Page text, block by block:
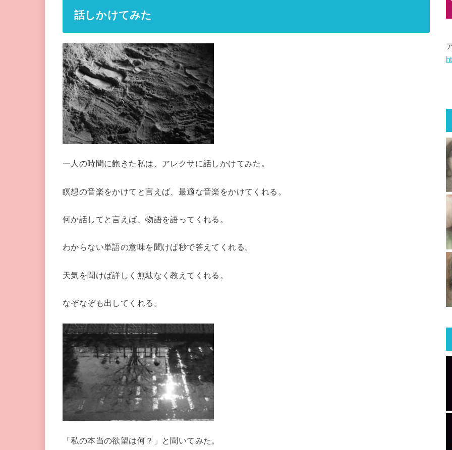
話しかけてみた
一人の時間に飽きた私は、アレクサに話しかけてみた。
瞑想の音楽をかけてと言えば、最適な音楽をかけてくれる。
何か話してと言えば、物語を語ってくれる。
わからない単語の意味を聞けば秒で答えてくれる。
天気を聞けば詳しく無駄なく教えてくれる。
なぞなぞも出してくれる。
「私の本当の欲望は何？」と聞いてみた。